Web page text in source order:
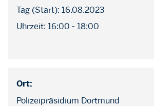
Tag (Start): 16.08.2023
Uhrzeit: 16:00 - 18:00
Ort:
Polizeipräsidium Dortmund